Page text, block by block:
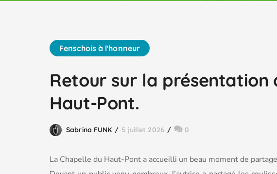
Fenschois à l'honneur
Retour sur la
Haut-Pont.
Sabrina FUNK 5 juillet 2026 0
La Chapelle du Haut-Pont a accueilli un beau moment de